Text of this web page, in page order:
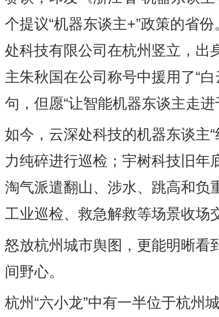
个提议“机器东谈主+”政策的省
处科技有限公司在杭州竖立，出
主朱秋国在公司称号中援用了“
句，但愿“让智能机器东谈主走进
如今，云深处科技的机器东谈主
力纯碎进行巡检；宇树科技旧年
淘气派遣翻山、涉水、跳高和负
工业巡检、救急解救等场景收场
怒放杭州城市舆图，更能明晰看
间野心。
杭州“六小龙”中有一半位于杭州